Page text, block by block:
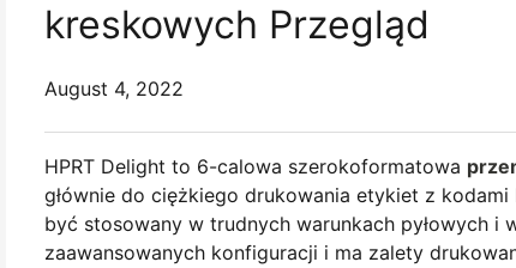
kreskowych Przegląd
August 4, 2022
HPRT Delight to 6-calowa szerokoformatowa
głównie do ciężkiego drukowania etykiet z
być stosowany w trudnych warunkach pyłowych i
zaawansowanych konfiguracji i ma zalety